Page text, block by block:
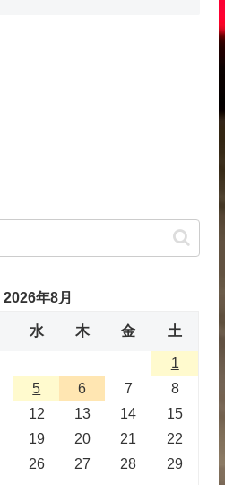
2026年8月
水 木 金 土
1
5 6 7
8
12 13 14
15
19 20 21
22
26 27 28
29